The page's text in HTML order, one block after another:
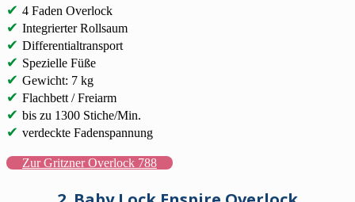
✔ 4 Faden Overlock
✔ Integrierter Rollsaum
✔ Differentialtransport
✔ Spezielle Füße
✔ Gewicht: 7 kg
✔ Flachbett / Freiarm
✔ bis zu 1300 Stiche/Min.
✔ verdeckte Fadenspannung
Zur Gritzner Overlock 788